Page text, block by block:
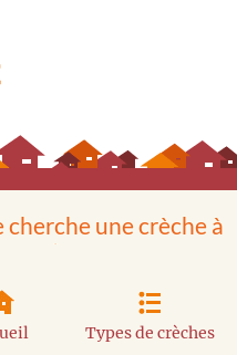
cherche une crèche à
Types de crèches